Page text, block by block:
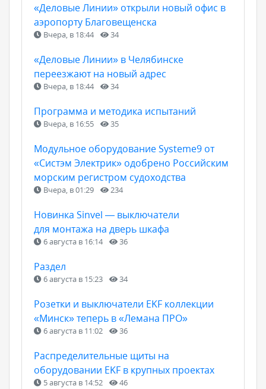
«Деловые Линии» открыли новый офис в
аэропорту Благовещенска
Вчера, в 18:44 34
«Деловые Линии» в Челябинске
переезжают на новый адрес
Вчера, в 18:44 34
Программа и методика испытаний
Вчера, в 16:55 35
Модульное оборудование Systeme9 от
«Систэм Электрик» одобрено Российским
морским регистром судоходства
Вчера, в 01:29 234
Новинка Sinvel — выключатели
для монтажа на дверь шкафа
6 августа в 16:14 36
Раздел
6 августа в 15:23 34
Розетки и выключатели EKF коллекции
«Минск» теперь в «Лемана ПРО»
6 августа в 11:02 36
Распределительные щиты на
оборудовании EKF в крупных проектах
5 августа в 14:52 46